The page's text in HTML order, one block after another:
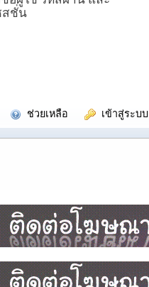
สชั่น
ช่วยเหลือ เข้าสู่ระบบ